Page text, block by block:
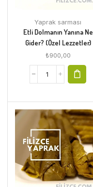
Yaprak sarması
Etli Dolmanın Yanına Ne
Gider? (Özel Lezzetler)
₺900,00